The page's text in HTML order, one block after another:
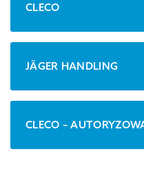
CLECO
JÄGER HANDLING
CLECO –